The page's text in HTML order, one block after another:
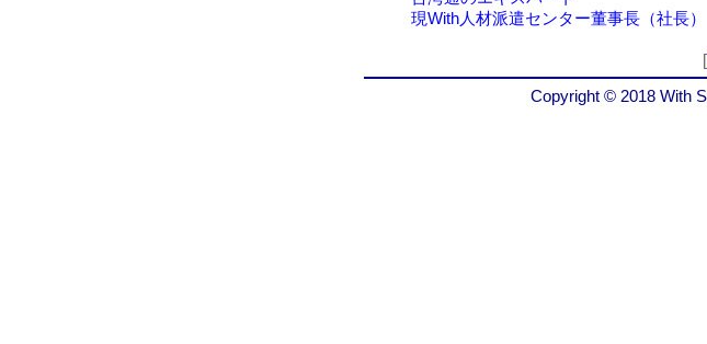
現With人材派遣センター董事長（社長）
[
Copyright © 2018 With